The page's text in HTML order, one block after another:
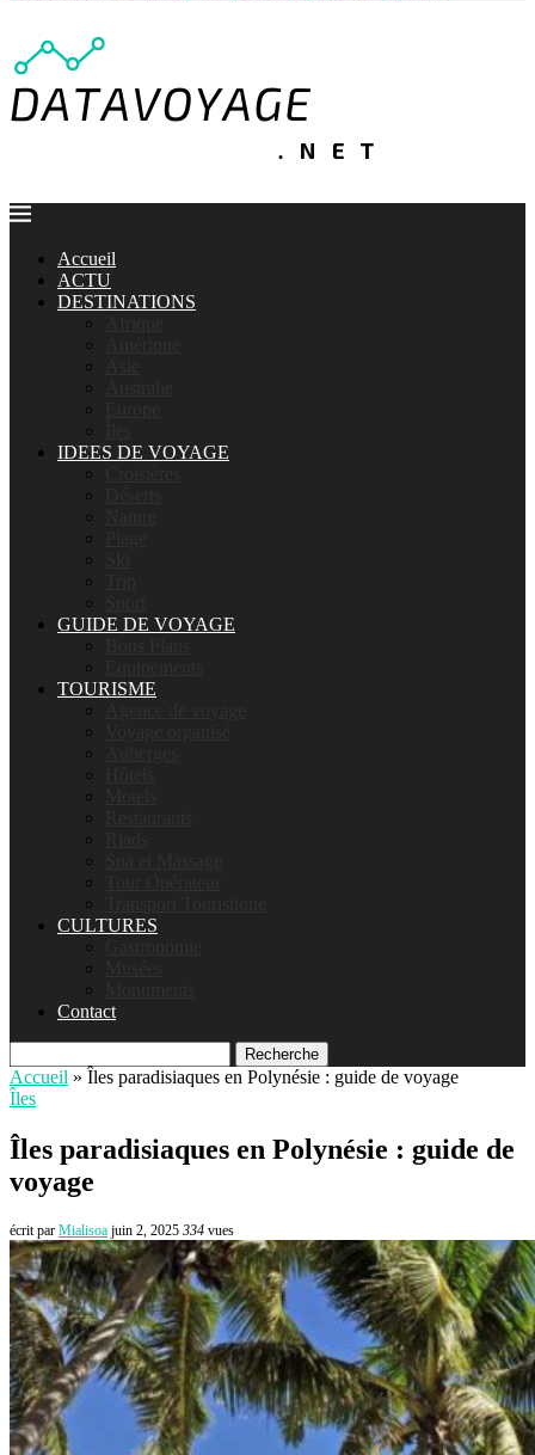
Accueil
ACTU
DESTINATIONS
IDEES DE VOYAGE
GUIDE DE VOYAGE
TOURISME
CULTURES
Contact
Recherche
Accueil » Îles paradisiaques en Polynésie : guide de voyage
Îles
Îles paradisiaques en Polynésie : guide de
voyage
écrit par Mialisoa juin 2, 2025 334 vues